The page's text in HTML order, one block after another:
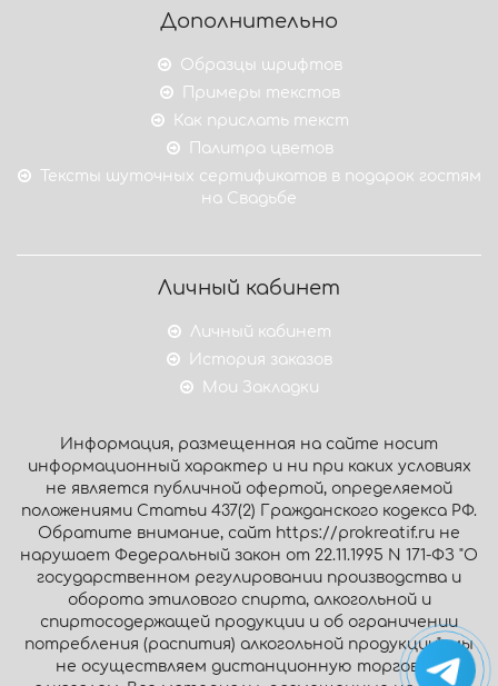
Дополнительно
Образцы шрифтов
Примеры текстов
Как прислать текст
Палитра цветов
Тексты шуточных сертификатов в подарок гостям
на Свадьбе
Личный кабинет
Личный кабинет
История заказов
Мои Закладки
Информация, размещенная на сайте носит
информационный характер и ни при каких условиях
не является публичной офертой, определяемой
положениями Статьи 437(2) Гражданского кодекса РФ.
Обратите внимание, сайт https://prokreatif.ru не
нарушает Федеральный закон от 22.11.1995 N 171-ФЗ "О
государственном регулировании производства и
оборота этилового спирта, алкогольной и
спиртосодержащей продукции и об ограничении
потребления (распития) алкогольной продукции": мы
не осуществляем дистанционную торговлю